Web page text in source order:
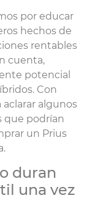
por educar
hechos de
rentables
cuenta,
potencial
Con
algunos
que podrían
un Prius
duran
una vez